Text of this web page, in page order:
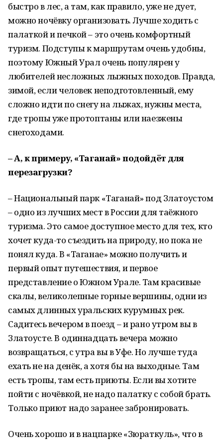
быстро в лес, а там, как правило, уже не дует,
можно ночёвку организовать. Лучше ходить с
палаткой и печкой – это очень комфортный
туризм. Подступы к маршрутам очень удобны,
поэтому Южный Урал очень популярен у
любителей несложных лыжных походов. Правда,
зимой, если человек неподготовленный, ему
сложно идти по снегу на лыжах, нужны места,
где тропы уже протоптаны или наезжены
снегоходами.
– А, к примеру, «Таганай» подойдёт для
перезагрузки?
– Национальный парк «Таганай» под Златоустом
– одно из лучших мест в России для таёжного
туризма. Это самое доступное место для тех, кто
хочет куда-то съездить на природу, но пока не
понял куда. В «Таганае» можно получить и
первый опыт путешествия, и первое
представление о Южном Урале. Там красивые
скалы, великолепные горные вершины, одни из
самых длинных уральских курумных рек.
Садитесь вечером в поезд – и рано утром вы в
Златоусте. В одиннадцать вечера можно
возвращаться, с утра вы в Уфе. Но лучше туда
ехать не на денёк, а хотя бы на выходные. Там
есть тропы, там есть приюты. Если вы хотите
пойти с ночёвкой, не надо палатку с собой брать.
Только приют надо заранее забронировать.
Очень хорошо и в нацпарке «Зюраткуль», что в